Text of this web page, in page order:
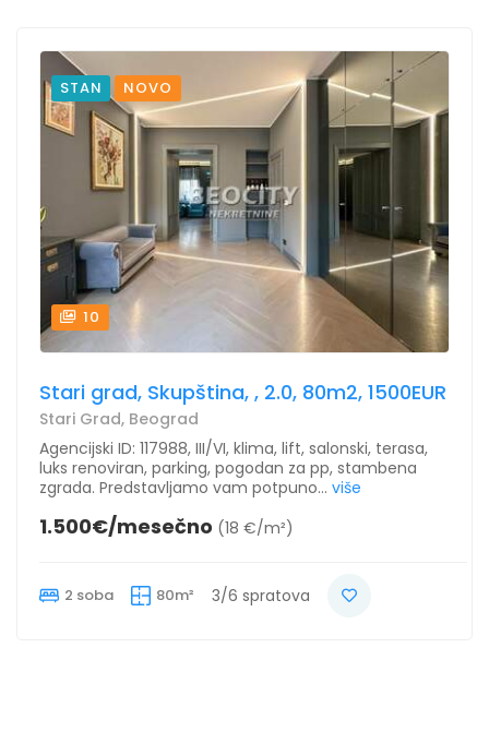
STAN NOVO
10
Stari grad, Skupština, , 2.0, 80m2, 1500EUR
Stari Grad, Beograd
Agencijski ID: 117988, III/VI, klima, lift, salonski, terasa,
luks renoviran, parking, pogodan za pp, stambena
zgrada. Predstavljamo vam potpuno... više
1.500€/mesečno (18 €/m²)
2 soba 80m² 3/6 spratova